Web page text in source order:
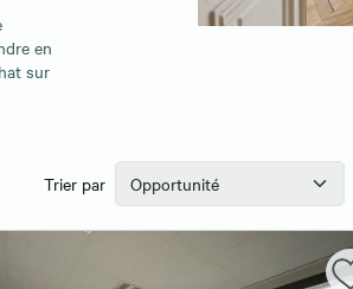
en
sur
Trier par